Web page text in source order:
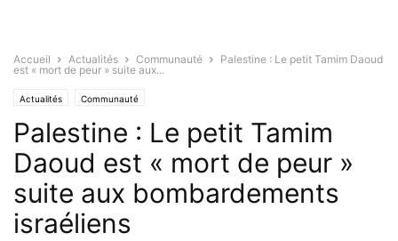
Accueil Actualités Communauté
Palestine : Le petit Tamim Daoud
est « mort de peur » suite aux...
Actualités Communauté
Palestine : Le petit Tamim
Daoud est « mort de peur »
suite aux bombardements
israéliens